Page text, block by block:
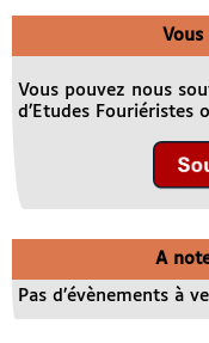
Vous
Vous pouvez nous
d’Etudes Fouriéristes
A
Pas d’évènements à